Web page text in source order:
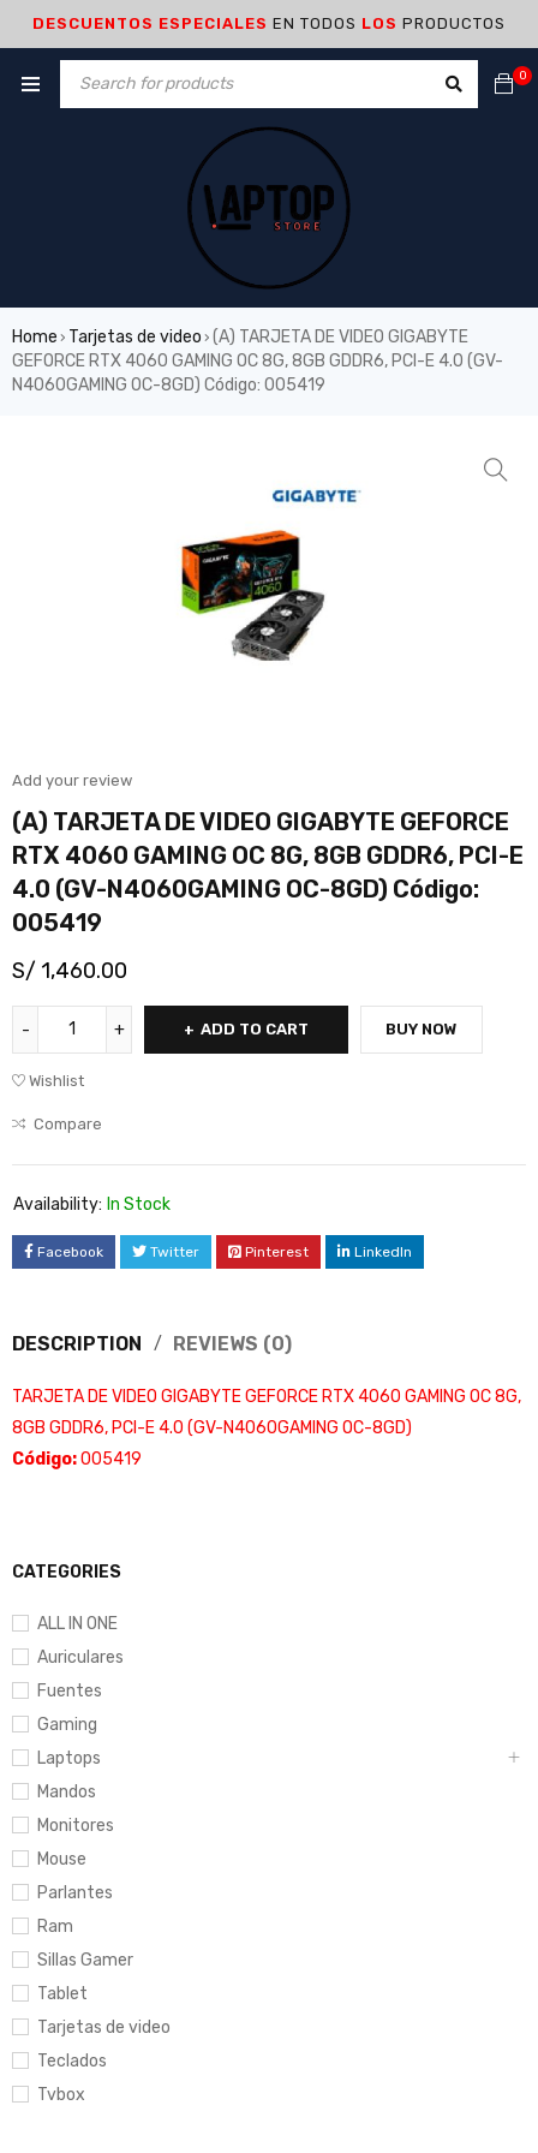
DESCUENTOS ESPECIALES EN TODOS LOS PRODUCTOS
0
Home › Tarjetas de video › (A) TARJETA DE VIDEO GIGABYTE
GEFORCE RTX 4060 GAMING OC 8G, 8GB GDDR6, PCI-E 4.0 (GV-
N4060GAMING OC-8GD) Código: 005419
CATEGORIES
ALL IN ONE
Auriculares
Fuentes
Gaming
Laptops
Mandos
Monitores
Mouse
Parlantes
Ram
Sillas Gamer
Tablet
Tarjetas de video
Teclados
Tvbox
Add your review
(A) TARJETA DE VIDEO GIGABYTE GEFORCE
RTX 4060 GAMING OC 8G, 8GB GDDR6, PCI-E
4.0 (GV-N4060GAMING OC-8GD) Código:
005419
S/ 1,460.00
ADD TO CART BUY NOW
Wishlist
Compare
Availability: In Stock
Facebook Twitter Pinterest LinkedIn
DESCRIPTION REVIEWS (0)
TARJETA DE VIDEO GIGABYTE GEFORCE RTX 4060 GAMING OC 8G,
8GB GDDR6, PCI-E 4.0 (GV-N4060GAMING OC-8GD)
Código:005419